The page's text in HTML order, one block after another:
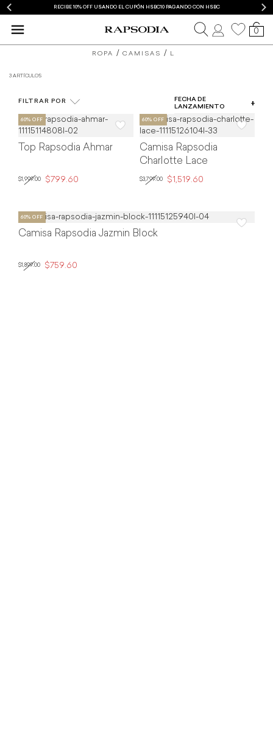
RECIBE 10% OFF USANDO EL CUPÓN HSBC10 PAGANDO CON HSBC
0
para
mujer
y
camisas
de
mujer
ROPA CAMISAS L
3 ARTÍCULOS
FILTRAR POR
COLOR
TIPO DE PRODUCTO
TALLA
PRECIO
FECHA DE
LANZAMIENTO
Top Rapsodia Ahmar
$1,999.00 $799.60
Camisa Rapsodia
Charlotte Lace
$3,799.00 $1,519.60
Camisa Rapsodia Jazmin Block
$1,899.00 $759.60